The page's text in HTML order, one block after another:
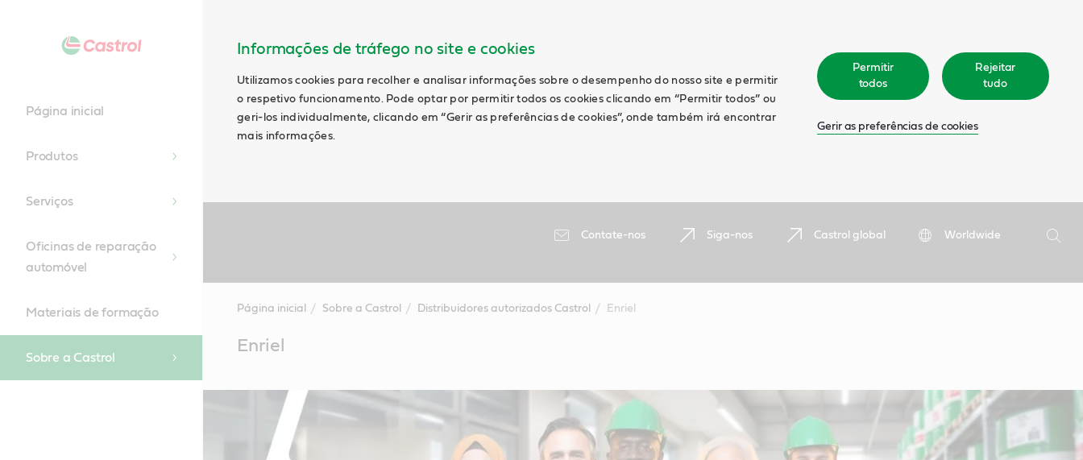
Informações de tráfego no site e cookies
Utilizamos cookies para recolher e analisar informações sobre o desempenho do nosso site e permitir
o respetivo funcionamento. Pode optar por permitir todos os cookies clicando em “Permitir todos” ou
geri-los individualmente, clicando em “Gerir as preferências de cookies”, onde também irá encontrar
mais informações.
Permitir
todos
Rejeitar
tudo
Gerir as preferências de cookies
Contate-nos Siga-nos Castrol global
Worldwide
Página inicial
Produtos
Serviços
Oficinas de reparação
automóvel
Materiais de formação
Sobre a Castrol
Página inicial Sobre a Castrol Distribuidores autorizados Castrol Enriel
ContentEnriel